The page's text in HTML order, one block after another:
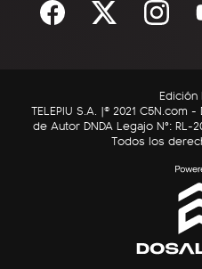
Sociedad
C5N Autos
RatingCero
Edición
TELEPIU S.A. |© 2021
de Autor DNDA Legajo N°: RL-
Todos los